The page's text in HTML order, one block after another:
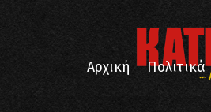
...
Αρχική
Πολιτικά
Κοινωνία